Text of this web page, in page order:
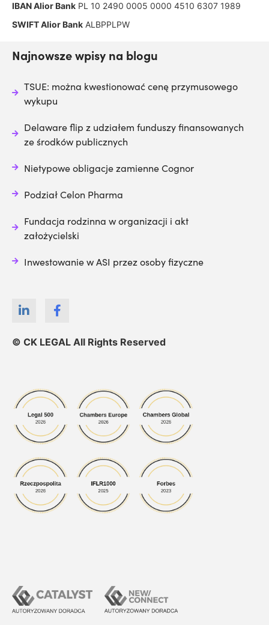
IBAN Alior Bank PL 10 2490 0005 0000 4510 6307 1989
SWIFT Alior Bank ALBPPLPW
© CK LEGAL All Rights Reserved
Najnowsze wpisy na blogu
TSUE: można kwestionować cenę przymusowego
wykupu
Delaware flip z udziałem funduszy finansowanych
ze środków publicznych
Nietypowe obligacje zamienne Cognor
Podział Celon Pharma
Fundacja rodzinna w organizacji i akt
założycielski
Inwestowanie w ASI przez osoby fizyczne